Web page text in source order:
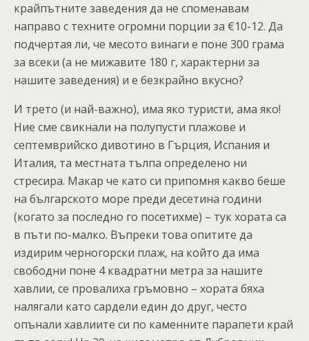
крайпътните заведения да не споменавам
направо с техните огромни порции за €10-12. Да
подчертая ли, че месото винаги е поне 300 грама
за всеки (а не мижавите 180 г, характерни за
нашите заведения) и е безкрайно вкусно?
И трето (и най-важно), има яко туристи, ама яко!
Ние сме свикнали на полупусти плажове и
септемврийско дивотино в Гърция, Испания и
Италия, та местната тълпа определено ни
стресира. Макар че като си припомня какво беше
на българското море преди десетина години
(когато за последно го посетихме) – тук хората са
в пъти по-малко. Въпреки това опитите да
издирим черногорски плаж, на който да има
свободни поне 4 квадратни метра за нашите
хавлии, се провалиха гръмовно – хората бяха
налягали като сардели един до друг, често
опънали хавлиите си по каменните парапети край